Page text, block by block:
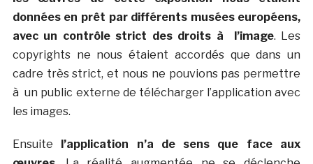
données en prêt par différents musées européens,
avec un contrôle strict des droits à l’image. Les
copyrights ne nous étaient accordés que dans un
cadre très strict, et nous ne pouvions pas permettre
à un public externe de télécharger l’application avec
les images.
Ensuite l’application n’a de sens que face aux